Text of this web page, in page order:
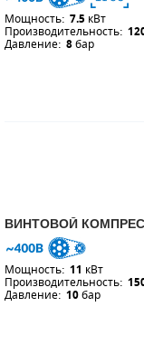
Мощность: 7.5 кВт
Производительность:
Давление: 8бар
ВИНТОВОЙ
Мощность: 11 кВт
Производительность:
Давление: 10бар